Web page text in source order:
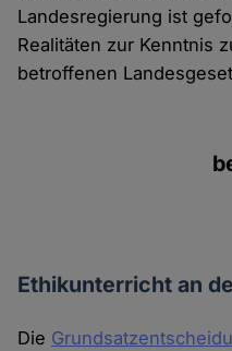
Landesregierung ist
Realitäten zur Kenntnis
betroffenen
Ethikunterricht an
Die